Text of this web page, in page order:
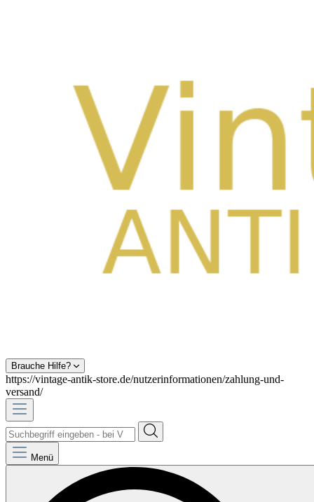
Brauche Hilfe?
https://vintage-antik-store.de/nutzerinformationen/zahlung-und-
versand/
Menü